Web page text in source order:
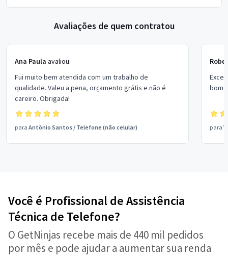
Avaliações de quem contratou
Ana Paula avaliou:
Fui muito bem atendida com um trabalho de
qualidade. Valeu a pena, orçamento grátis e não é
careiro. Obrigada!
para Antônio Santos / Telefone (não celular)
bom
para
Você é Profissional de Assistência
Técnica de Telefone?
O GetNinjas recebe mais de 440 mil pedidos
por mês e pode ajudar a aumentar sua renda